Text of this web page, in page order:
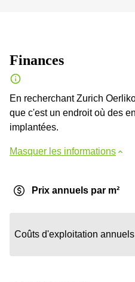
Finances
En recherchant Zurich
que c'est un endroit où des
implantées.
Masquer les informations
Prix annuels par m²
Coûts d'exploitation annuels